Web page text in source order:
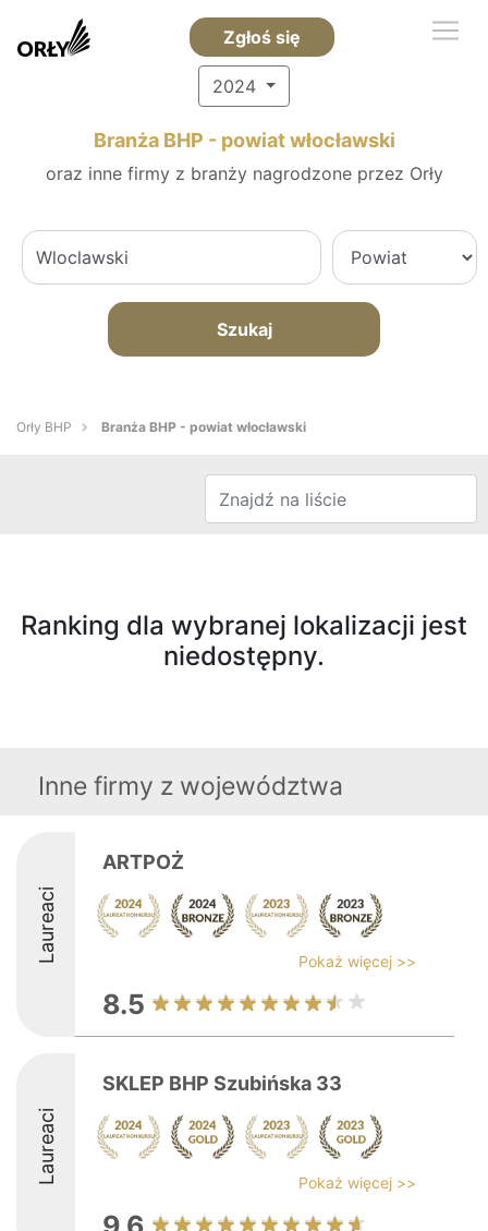
Zgłoś się
2024
Branża BHP - powiat włocławski
oraz inne firmy z branży nagrodzone przez Orły
Szukaj
Orły BHP Branża BHP - powiat włocławski
Ranking dla wybranej lokalizacji jest
niedostępny.
Inne firmy z województwa
Laureaci
ARTPOŻ
Pokaż więcej >>
8.5
Laureaci
SKLEP BHP Szubińska 33
Pokaż więcej >>